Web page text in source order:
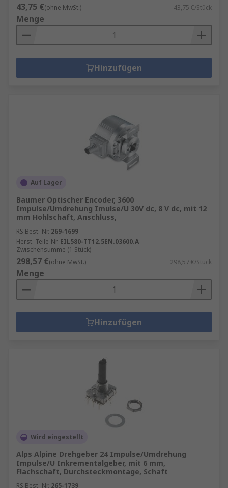
43,75 €(ohne MwSt.) 43,75 €/Stück
Menge
Hinzufügen
Auf Lager
Baumer Optischer Encoder, 3600
Impulse/Umdrehung Imulse/U 30V dc, 8 V dc, mit 12
mm Hohlschaft, Anschluss,
RS Best.-Nr. 269-1699
Herst. Teile-Nr. EIL580-TT12.5EN.03600.A
Zwischensumme (1 Stück)
298,57 €(ohne MwSt.) 298,57 €/Stück
Menge
Hinzufügen
Wird eingestellt
Alps Alpine Drehgeber 24 Impulse/Umdrehung
Impulse/U Inkrementalgeber, mit 6 mm,
Flachschaft, Durchsteckmontage, Schaft
RS Best.-Nr. 265-1739